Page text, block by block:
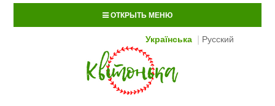
ОТКРЫТЬ МЕНЮ
Українська Русский